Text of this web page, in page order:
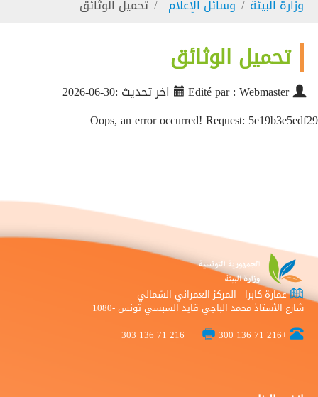
وزارة البيئة وسائل الإعلام تحميل الوثائق
تحميل الوثائق
Edité par : Webmaster
اخر تحديث :30-06-2026
Oops, an error occurred! Request: 5e19b3e5edf29
عمارة كابرا - المركز العمراني الشمالي
شارع الأستاذ محمد الباجي قايد السبسي تونس -1080
+216 71 136 300
+216 71 136 303